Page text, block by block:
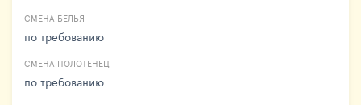
СМЕНА БЕЛЬЯ
по требованию
СМЕНА ПОЛОТЕНЕЦ
по требованию